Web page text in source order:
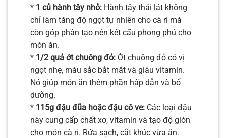
* 1 củ hành tây nhỏ: Hành tây thái lát không
chỉ làm tăng độ ngọt tự nhiên cho cà ri mà
còn góp phần tạo nên kết cấu phong phú cho
món ăn.
* 1/2 quả ớt chuông đỏ: Ớt chuông đỏ có vị
ngọt nhẹ, màu sắc bắt mắt và giàu vitamin.
Nó giúp món ăn thêm phần hấp dẫn và bổ
dưỡng.
* 115g đậu đũa hoặc đậu cô ve: Các loại đậu
này cung cấp chất xơ, vitamin và tạo độ giòn
cho món cà ri. Rửa sạch, cắt khúc vừa ăn.